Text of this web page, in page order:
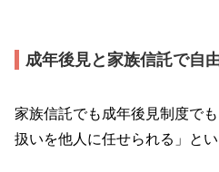
成年後見と家族信託で自
家族信託でも成年後見制度で
扱いを他人に任せられる」とい